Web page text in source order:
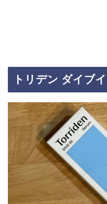
トリデン ダイブ